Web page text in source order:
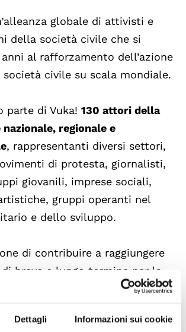
Dettagli Informazioni sui cookie
globale di attivisti e
della società civile che si
al rafforzamento dell’azione
civile su scala mondiale.
parte di Vuka! 130 attori della
regionale e
, rappresentanti diversi settori,
di protesta, giornalisti,
giovanili, imprese sociali,
gruppi operanti nel
e dello sviluppo.
di contribuire a raggiungere
breve e lungo termine per la
dello spazio civico e di incubare
resistenza e organizzazione.